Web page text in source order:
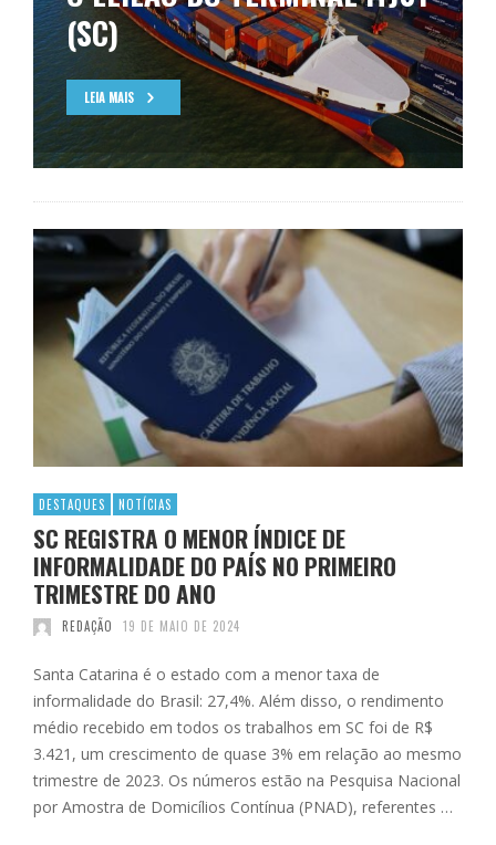
(SC)
LEIA MAIS
DESTAQUES NOTÍCIAS
SC REGISTRA O MENOR ÍNDICE DE
INFORMALIDADE DO PAÍS NO PRIMEIRO
TRIMESTRE DO ANO
REDAÇÃO 19 DE MAIO DE 2024
Santa Catarina é o estado com a menor taxa de
informalidade do Brasil: 27,4%. Além disso, o rendimento
médio recebido em todos os trabalhos em SC foi de R$
3.421, um crescimento de quase 3% em relação ao mesmo
trimestre de 2023. Os números estão na Pesquisa Nacional
por Amostra de Domicílios Contínua (PNAD), referentes …